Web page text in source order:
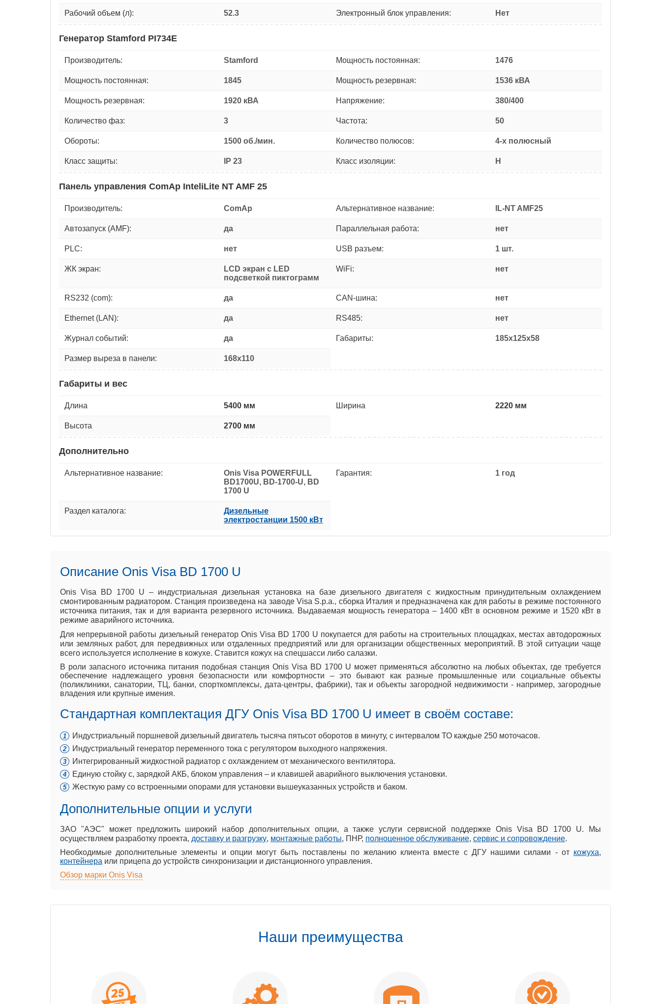
Рабочий объем (л): 52.3 Электронный блок управления: Нет
Генератор Stamford PI734E
Производитель: Stamford Мощность постоянная: 1476
Мощность постоянная: 1845 Мощность резервная: 1536 кВА
Мощность резервная: 1920 кВА Напряжение: 380/400
Количество фаз: 3 Частота: 50
Обороты: 1500 об./мин. Количество полюсов: 4-х полюсный
Класс защиты: IP 23 Класс изоляции: H
Панель управления ComAp InteliLite NT AMF 25
Производитель: ComAp Альтернативное название: IL-NT AMF25
Автозапуск (AMF): да Параллельная работа: нет
PLC: нет USB разъем: 1 шт.
ЖК экран:
LCD экран с LED
подсветкой пиктограмм
WiFi: нет
RS232 (com): да CAN-шина: нет
Ethernet (LAN): да RS485: нет
Журнал событий: да Габариты: 185x125x58
Размер выреза в панели: 168x110
Габариты и вес
Длина 5400 мм Ширина 2220 мм
Высота 2700 мм
Дополнительно
Альтернативное название:
Onis Visa POWERFULL
BD1700U, BD-1700-U, BD
1700 U
Гарантия: 1 год
Раздел каталога:
Дизельные
электростанции 1500 кВт
Описание Onis Visa BD 1700 U
Onis Visa BD 1700 U – индустриальная дизельная установка на базе дизельного двигателя с жидкостным принудительным охлаждением
смонтированным радиатором. Станция произведена на заводе Visa S.p.a., сборка Италия и предназначена как для работы в режиме постоянного
источника питания, так и для варианта резервного источника. Выдаваемая мощность генератора – 1400 кВт в основном режиме и 1520 кВт в
режиме аварийного источника.
Для непрерывной работы дизельный генератор Onis Visa BD 1700 U покупается для работы на строительных площадках, местах автодорожных
или земляных работ, для передвижных или отдаленных предприятий или для организации общественных мероприятий. В этой ситуации чаще
всего используется исполнение в кожухе. Ставится кожух на спецшасси либо салазки.
В роли запасного источника питания подобная станция Onis Visa BD 1700 U может применяться абсолютно на любых объектах, где требуется
обеспечение надлежащего уровня безопасности или комфортности – это бывают как разные промышленные или социальные объекты
(поликлиники, санатории, ТЦ, банки, спорткомплексы, дата-центры, фабрики), так и объекты загородной недвижимости - например, загородные
владения или крупные имения.
Стандартная комплектация ДГУ Onis Visa BD 1700 U имеет в своём составе:
Индустриальный поршневой дизельный двигатель тысяча пятьсот оборотов в минуту, с интервалом ТО каждые 250 моточасов.
Индустриальный генератор переменного тока с регулятором выходного напряжения.
Интегрированный жидкостной радиатор с охлаждением от механического вентилятора.
Единую стойку с, зарядкой АКБ, блоком управления – и клавишей аварийного выключения установки.
Жесткую раму со встроенными опорами для установки вышеуказанных устройств и баком.
Дополнительные опции и услуги
ЗАО "АЭС" может предложить широкий набор дополнительных опции, а также услуги сервисной поддержке Onis Visa BD 1700 U. Мы
осуществляем разработку проекта, доставку и разгрузку, монтажные работы, ПНР, полноценное обслуживание, сервис и сопровождение.
Необходимые дополнительные элементы и опции могут быть поставлены по желанию клиента вместе с ДГУ нашими силами - от кожуха,
контейнера или прицепа до устройств синхронизации и дистанционного управления.
Обзор марки Onis Visa
Наши преимущества